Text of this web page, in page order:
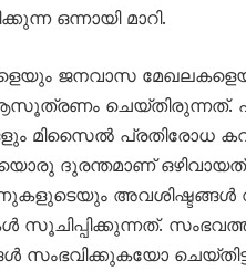
ഒന്നായി മാറി.
ജനവാസ
ചെയ്തിരുന്നത്.
മിസൈൽ പ്രതിരോധ
ദുരന്തമാണ്
അവശിഷ്ടങ്ങൾ
സൂചിപ്പിക്കുന്നത്.
സംഭവിക്കുകയോ